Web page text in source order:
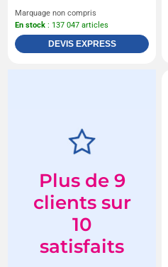
Marquage non compris
En stock : 137 047 articles
DEVIS EXPRESS
Plus de 9
clients sur
10
satisfaits